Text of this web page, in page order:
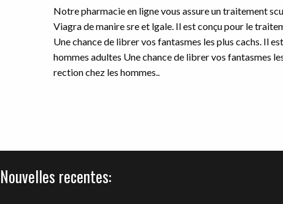
Notre pharmacie en ligne vous assure un traitement
Viagra de manire sre et lgale. Il est conçu pour le
Une chance de librer vos fantasmes les plus cachs. Il
hommes adultes Une chance de librer vos fantasmes
rection chez les hommes..
Nouvelles recentes: